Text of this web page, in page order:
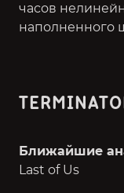
часов
наполненного
Ближайшие
Last of Us